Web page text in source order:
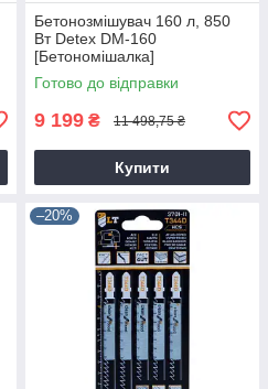
Бетонозмішувач 160 л, 850
Вт Detex DM-160
[Бетономішалка]
Готово до відправки
9 199 ₴ 11 498,75 ₴
Купити
–20%